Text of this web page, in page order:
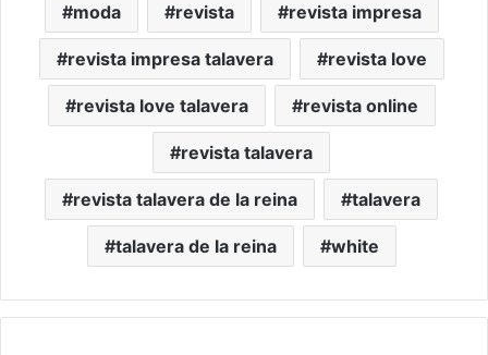
moda revista revista impresa
revista impresa talavera revista love
revista love talavera revista online
revista talavera
revista talavera de la reina talavera
talavera de la reina white